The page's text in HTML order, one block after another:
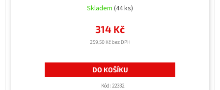
Skladem (44 ks)
259,50 Kč bez DPH
314 Kč
DO KOŠÍKU
Kód: 22332